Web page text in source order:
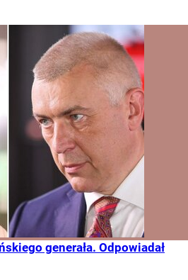
generała. Odpowiadał